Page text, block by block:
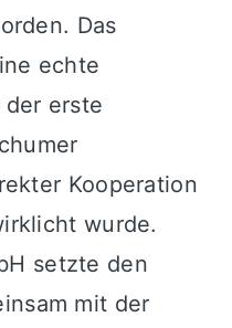
. Das
echte
erste
Kooperation
wurde.
setzte den
mit der